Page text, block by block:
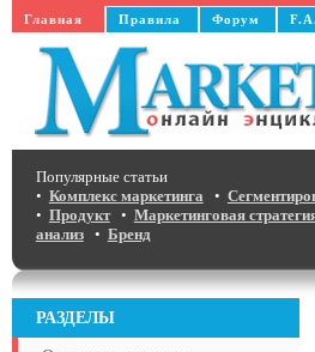
Главная Правила Форум
Популярные статьи
• Комплекс маркетинга •
• Продукт• Маркетинговая
анализ• Бренд
РАЗДЕЛЫ